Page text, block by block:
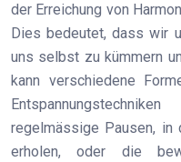
der Erreichung von
Dies bedeutet, dass wir
uns selbst zu kümmern
kann verschiedene
regelmässige Pausen, in
erholen, oder die